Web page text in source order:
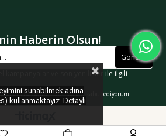
Haberin Olsun!
kampanyalar ve son yenilikler ile ilgili
Gönder
verileriminkorunmasını kabul ediyorum.
sunabilmek adına
kullanmaktayız. Detaylı